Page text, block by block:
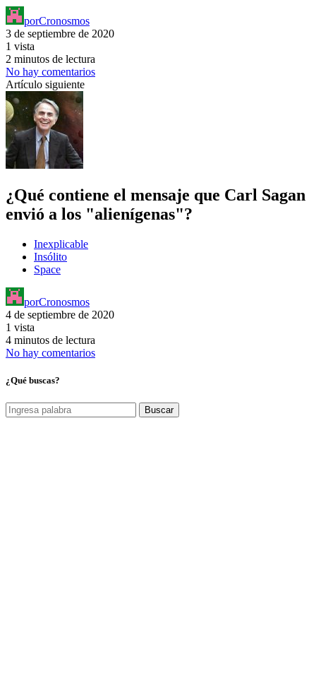
porCronosmos
3 de septiembre de 2020
1 vista
2 minutos de lectura
No hay comentarios
Artículo siguiente
¿Qué contiene el mensaje que Carl Sagan
envió a los "alienígenas"?
Inexplicable
Insólito
Space
porCronosmos
4 de septiembre de 2020
1 vista
4 minutos de lectura
No hay comentarios
¿Qué buscas?
Buscar